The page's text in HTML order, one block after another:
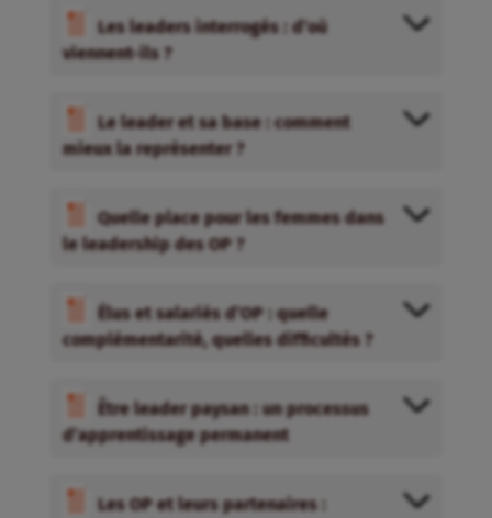
Les leaders interrogés : d’où
viennent-ils ?
Le leader et sa base : comment
mieux la représenter ?
Quelle place pour les femmes dans
le leadership des OP ?
Élus et salariés d’OP : quelle
complémentarité, quelles difficultés ?
Être leader paysan : un processus
d’apprentissage permanent
Les OP et leurs partenaires :